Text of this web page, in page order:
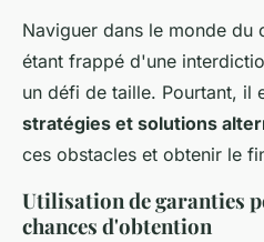
Naviguer dans le monde du
étant frappé d'une
un défi de taille. Pourtant, il
stratégies et solutions
ces obstacles et obtenir le
Utilisation de garanties
chances d'obtention